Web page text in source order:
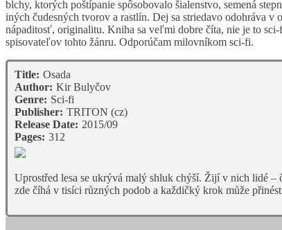
blchy, ktorých poštípanie spôsobovalo šialenstvo, semená
iných čudesných tvorov a rastlín. Dej sa striedavo odohráva v
nápaditosť, originalitu. Kniha sa veľmi dobre číta, nie je to
spisovateľov tohto žánru. Odporúčam milovníkom sci-fi.
Title: Osada
Author: Kir Bulyčov
Genre: Sci-fi
Publisher: TRITON (cz)
Release Date: 2015/09
Pages: 312
Uprostřed lesa se ukrývá malý shluk chýší. Žijí v nich lidé –
zde číhá v tisíci různých podob a každičký krok může